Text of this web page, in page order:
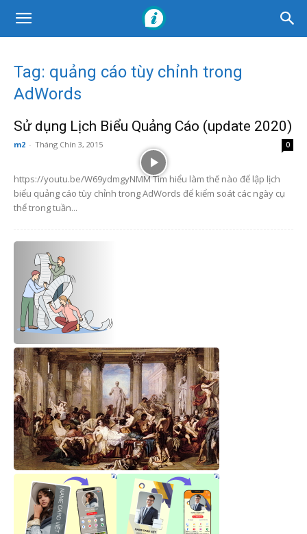
Tag: quảng cáo tùy chỉnh trong
AdWords
Sử dụng Lịch Biểu Quảng Cáo (update 2020)
m2 - Tháng Chín 3, 2015 0
https://youtu.be/W69ydmgyNMM Tìm hiểu làm thế nào để lập lịch
biểu quảng cáo tùy chỉnh trong AdWords để kiểm soát các ngày cụ
thể trong tuần...